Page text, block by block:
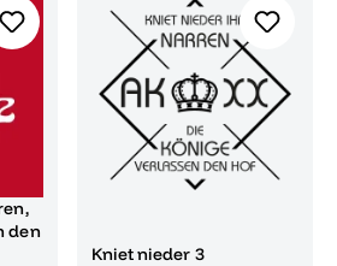
den
Kniet nieder 3